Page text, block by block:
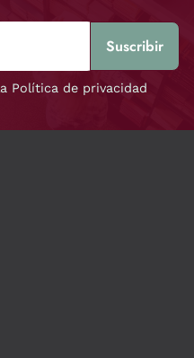
Política de privacidad